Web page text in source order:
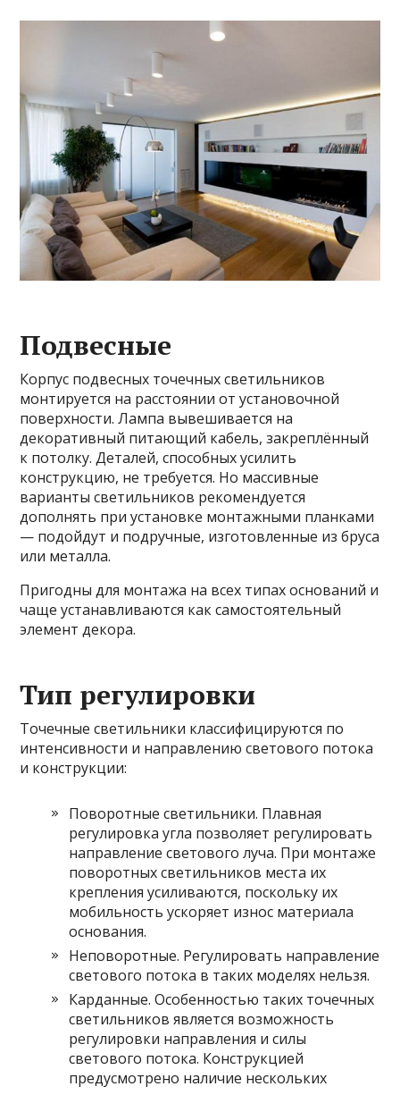
Подвесные
Корпус подвесных точечных светильников
монтируется на расстоянии от установочной
поверхности. Лампа вывешивается на
декоративный питающий кабель, закреплённый
к потолку. Деталей, способных усилить
конструкцию, не требуется. Но массивные
варианты светильников рекомендуется
дополнять при установке монтажными планками
— подойдут и подручные, изготовленные из бруса
или металла.
Пригодны для монтажа на всех типах оснований и
чаще устанавливаются как самостоятельный
элемент декора.
Тип регулировки
Точечные светильники классифицируются по
интенсивности и направлению светового потока
и конструкции:
Поворотные светильники. Плавная
регулировка угла позволяет регулировать
направление светового луча. При монтаже
поворотных светильников места их
крепления усиливаются, поскольку их
мобильность ускоряет износ материала
основания.
Неповоротные. Регулировать направление
светового потока в таких моделях нельзя.
Карданные. Особенностью таких точечных
светильников является возможность
регулировки направления и силы
светового потока. Конструкцией
предусмотрено наличие нескольких